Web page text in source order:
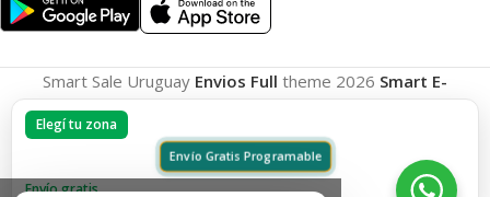
Elegí tu zona
Envío Gratis Programable
Envío gratis
Smart Sale Uruguay Envios Full theme 2026 Smart E-